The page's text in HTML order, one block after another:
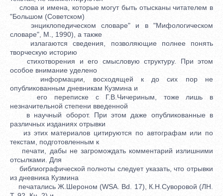
слова и имена, которые могут быть отысканы читателем в
"Большом (Советском)
энциклопедическом словаре" и в "Мифологическом
словаре", М., 1990), а также
излагаются сведения, позволяющие полнее понять
творческую историю
стихотворения и его смысловую структуру. При этом
особое внимание уделено
информации, восходящей к до сих пор не
опубликованным дневникам Кузмина и
его переписке с Г.В.Чичериным, тоже лишь в
незначительной степени введенной
в научный оборот. При этом даже опубликованные в
различных изданиях отрывки
из этих материалов цитируются по автографам или по
текстам, подготовленным к
печати, дабы не загромождать комментарий излишними
отсылками. Для
библиографической полноты следует указать, что отрывки
из дневника Кузмина
печатались Ж.Шероном (WSA. Bd. 17), К.Н.Суворовой (ЛН.